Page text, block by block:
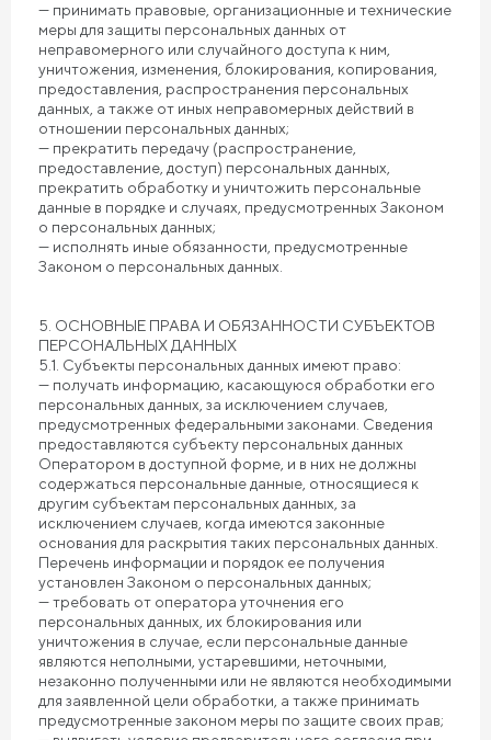
— принимать правовые, организационные и технические
меры для защиты персональных данных от
неправомерного или случайного доступа к ним,
уничтожения, изменения, блокирования, копирования,
предоставления, распространения персональных
данных, а также от иных неправомерных действий в
отношении персональных данных;
— прекратить передачу (распространение,
предоставление, доступ) персональных данных,
прекратить обработку и уничтожить персональные
данные в порядке и случаях, предусмотренных Законом
о персональных данных;
— исполнять иные обязанности, предусмотренные
Законом о персональных данных.
5. ОСНОВНЫЕ ПРАВА И ОБЯЗАННОСТИ СУБЪЕКТОВ
ПЕРСОНАЛЬНЫХ ДАННЫХ
5.1. Субъекты персональных данных имеют право:
— получать информацию, касающуюся обработки его
персональных данных, за исключением случаев,
предусмотренных федеральными законами. Сведения
предоставляются субъекту персональных данных
Оператором в доступной форме, и в них не должны
содержаться персональные данные, относящиеся к
другим субъектам персональных данных, за
исключением случаев, когда имеются законные
основания для раскрытия таких персональных данных.
Перечень информации и порядок ее получения
установлен Законом о персональных данных;
— требовать от оператора уточнения его
персональных данных, их блокирования или
уничтожения в случае, если персональные данные
являются неполными, устаревшими, неточными,
незаконно полученными или не являются необходимыми
для заявленной цели обработки, а также принимать
предусмотренные законом меры по защите своих прав;